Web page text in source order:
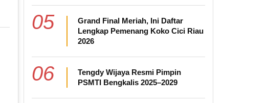
05
Grand Final Meriah, Ini Daftar
Lengkap Pemenang Koko Cici Riau
2026
06
Tengdy Wijaya Resmi Pimpin
PSMTI Bengkalis 2025–2029